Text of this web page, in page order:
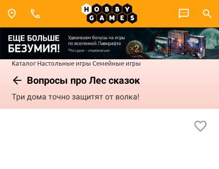
Каталог Настольные игры Семейные игры
Вопросы про Лес сказок
Три дома точно защитят от волка!